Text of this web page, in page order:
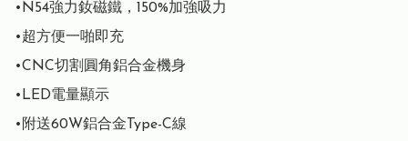
•N54強力釹磁鐵，150%加強吸力
•超方便一啪即充
•CNC切割圓角鋁合金機身
•LED電量顯示
•附送60W鋁合金Type-C線